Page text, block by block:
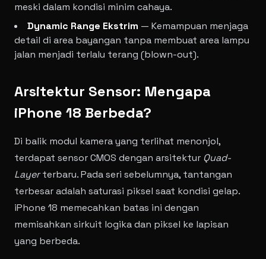
meski dalam kondisi minim cahaya.
Dynamic Range Ekstrim — Kemampuan menjaga
detail di area bayangan tanpa membuat area lampu
jalan menjadi terlalu terang (blown-out).
Arsitektur Sensor: Mengapa
iPhone 18 Berbeda?
Di balik modul kamera yang terlihat menonjol,
terdapat sensor CMOS dengan arsitektur Quad-
Layerterbaru. Pada seri sebelumnya, tantangan
terbesar adalah saturasi piksel saat kondisi gelap.
iPhone 18 memecahkan batas ini dengan
memisahkan sirkuit logika dan piksel ke lapisan
yang berbeda.